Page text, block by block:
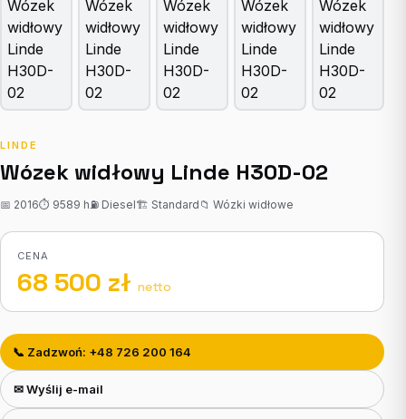
LINDE
Wózek widłowy Linde H30D-02
📅 2016⏱ 9589 h⛽ Diesel🏗 Standard 📁 Wózki widłowe
CENA
68 500 zł netto
📞 Zadzwoń: +48 726 200 164
✉ Wyślij e-mail